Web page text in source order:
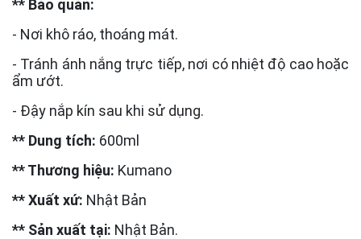
** Bảo quản:
- Nơi khô ráo, thoáng mát.
- Tránh ánh nắng trực tiếp, nơi có nhiệt độ cao hoặc
ẩm ướt.
- Đậy nắp kín sau khi sử dụng.
** Dung tích: 600ml
** Thương hiệu: Kumano
** Xuất xứ: Nhật Bản
** Sản xuất tại: Nhật Bản.